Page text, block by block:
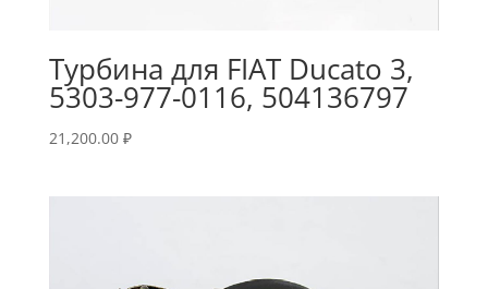
Турбина для FIAT Ducato 3,
5303-977-0116, 504136797
21,200.00 ₽